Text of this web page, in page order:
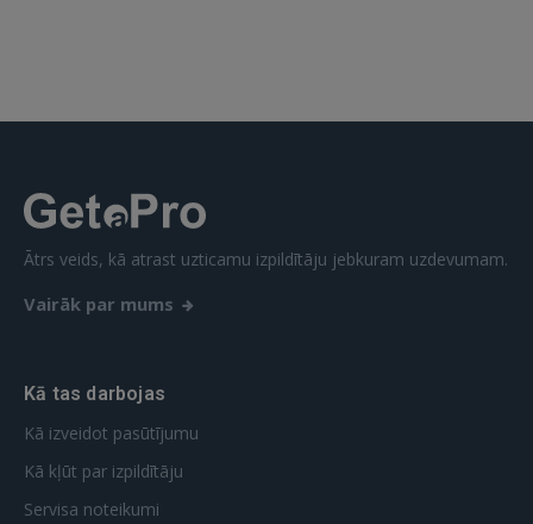
 Sign in with Apple
Ātrs veids, kā atrast uzticamu izpildītāju jebkuram uzdevumam.
Vairāk par mums
Kā tas darbojas
Kā izveidot pasūtījumu
Kā kļūt par izpildītāju
Servisa noteikumi